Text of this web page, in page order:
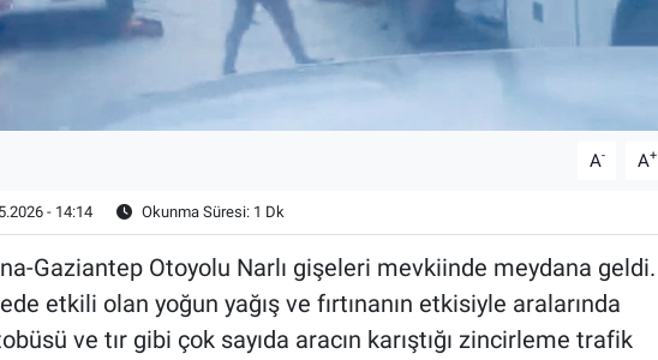
A- A+
- 14:14 Okunma Süresi: 1 Dk
Gaziantep Otoyolu Narlı gişeleri mevkiinde meydana geldi.
etkili olan yoğun yağış ve fırtınanın etkisiyle aralarında
ve tır gibi çok sayıda aracın karıştığı zincirleme trafik